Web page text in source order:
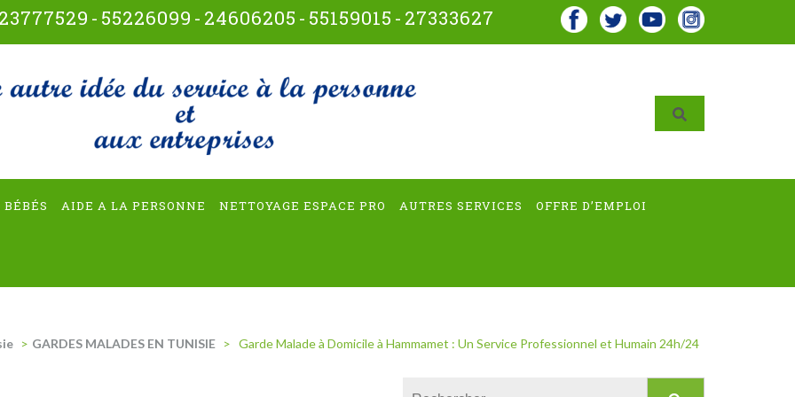
23777529 - 55226099 - 24606205 - 55159015 - 27333627
multiservices
BÉBÉS AIDE A LA PERSONNE NETTOYAGE ESPACE PRO AUTRES SERVICES OFFRE D’EMPLOI
> GARDES MALADES EN TUNISIE > Garde Malade à Domicile à Hammamet : Un Service Professionnel et Humain 24h/24
Rechercher :